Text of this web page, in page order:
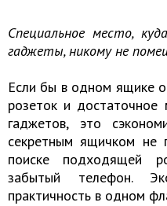
Специальное место,
гаджеты, никому не
Если бы в одном ящике
розеток и
гаджетов, это
секретным ящичком не
поиске подходящей
забытый телефон.
практичность в одном